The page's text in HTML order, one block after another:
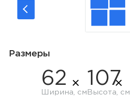
Размеры
62
Ширина, см
107
Высота, см